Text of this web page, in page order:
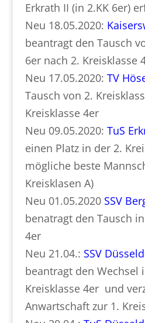
Erkrath II (in 2.KK 6er)
Neu 18.05.2020:
beantragt den Tausch
6er nach 2. Kreisklasse
Neu 17.05.2020: TV
Tausch von 2.
Kreisklasse 4er
Neu 09.05.2020: TuS
einen Platz in der 2.
mögliche beste
Kreisklasen A)
Neu 01.05.2020 SSV
benatragt den Tausch
4er
Neu 21.04.: SSV
beantragt den Wechsel
Kreisklasse 4er und
Anwartschaft zur 1.